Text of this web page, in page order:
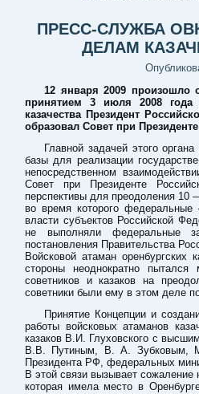
ПРЕСС-СЛУЖБА
ДЕЛАМ
12 января 2009 произошло
принятием 3 июля 2008 года
казачества Президент
образовал Совет при
Главной задачей этого
базы для реализации
непосредственном
Совет при Президенте
перспективы для преодоления 10
во время которого федеральные
власти субъектов Российской
не выполняли федеральные
постановления Правительства
Войсковой атаман оренбургских
стороны неоднократно пытался
советников и казаков на
советники были ему в этом деле
Принятие Концепции и
работы войсковых атаманов
казаков В.И. Глуховского с
В.В. Путиным, В. А. Зубковым,
Президента РФ, федеральных
В этой связи вызывает сожаление
которая имела место в